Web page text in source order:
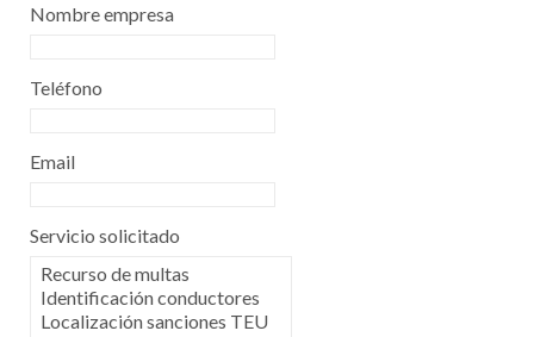
Nombre empresa
Teléfono
Email
Servicio solicitado